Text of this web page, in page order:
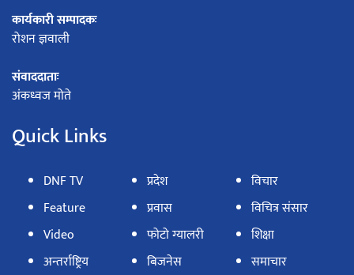
कार्यकारी सम्पादकः
रोशन ज्ञवाली
संवाददाताः
अंकध्वज मोते
Quick Links
DNF TV
Feature
Video
अन्तर्राष्ट्रिय
प्रदेश
प्रवास
फोटो ग्यालरी
बिजनेस
विचार
विचित्र संसार
शिक्षा
समाचार